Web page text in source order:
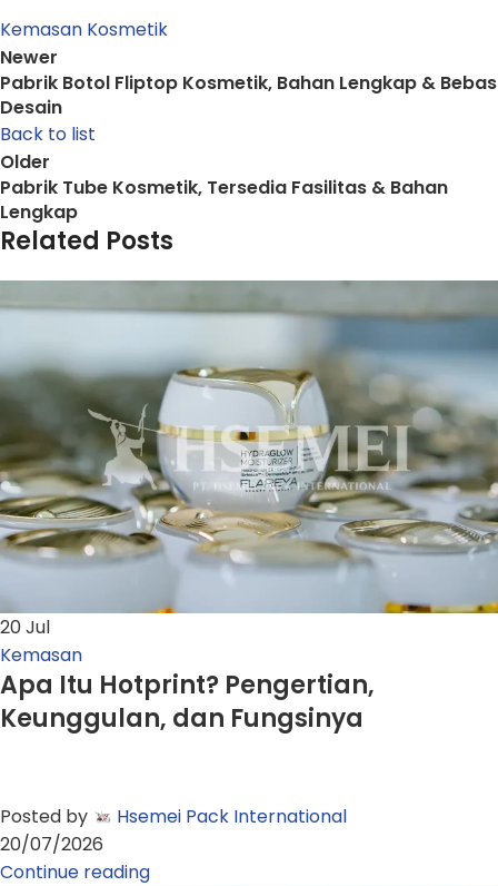
Kemasan Kosmetik
Newer
Pabrik Botol Fliptop Kosmetik, Bahan Lengkap & Bebas
Desain
Back to list
Older
Pabrik Tube Kosmetik, Tersedia Fasilitas & Bahan
Lengkap
Related Posts
20Jul
Kemasan
Apa Itu Hotprint? Pengertian,
Keunggulan, dan Fungsinya
Posted by
Hsemei Pack International
20/07/2026
Continue reading